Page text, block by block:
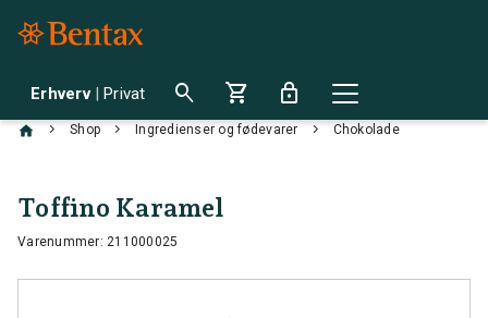
Erhverv | Privat search shopping_cart lock
chevron_right Shop chevron_right Ingredienser og fødevarer chevron_right Chokolade
Toffino Karamel
Varenummer: 211000025